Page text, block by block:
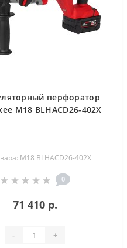
перфоратор
M18 BLHACD26-402X
M18 BLHACD26-402X
0
71 410 р.
- +